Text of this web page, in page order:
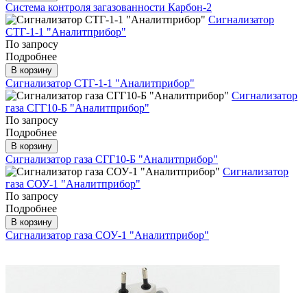
Система контроля загазованности Карбон-2
Сигнализатор
СТГ-1-1 "Аналитприбор"
По запросу
Подробнее
В корзину
Сигнализатор СТГ-1-1 "Аналитприбор"
Сигнализатор
газа СГГ10-Б "Аналитприбор"
По запросу
Подробнее
В корзину
Сигнализатор газа СГГ10-Б "Аналитприбор"
Сигнализатор
газа СОУ-1 "Аналитприбор"
По запросу
Подробнее
В корзину
Сигнализатор газа СОУ-1 "Аналитприбор"